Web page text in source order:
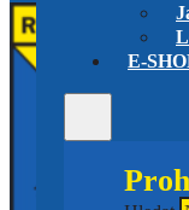
E-